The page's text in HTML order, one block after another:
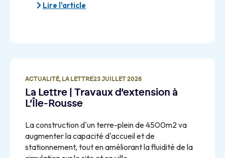
Lire l'article
ACTUALITÉ, LA LETTRE23 JUILLET 2026
La Lettre | Travaux d’extension à
L’Île-Rousse
La construction d'un terre-plein de 4500m2 va
augmenter la capacité d'accueil et de
stationnement, tout en améliorant la fluidité de la